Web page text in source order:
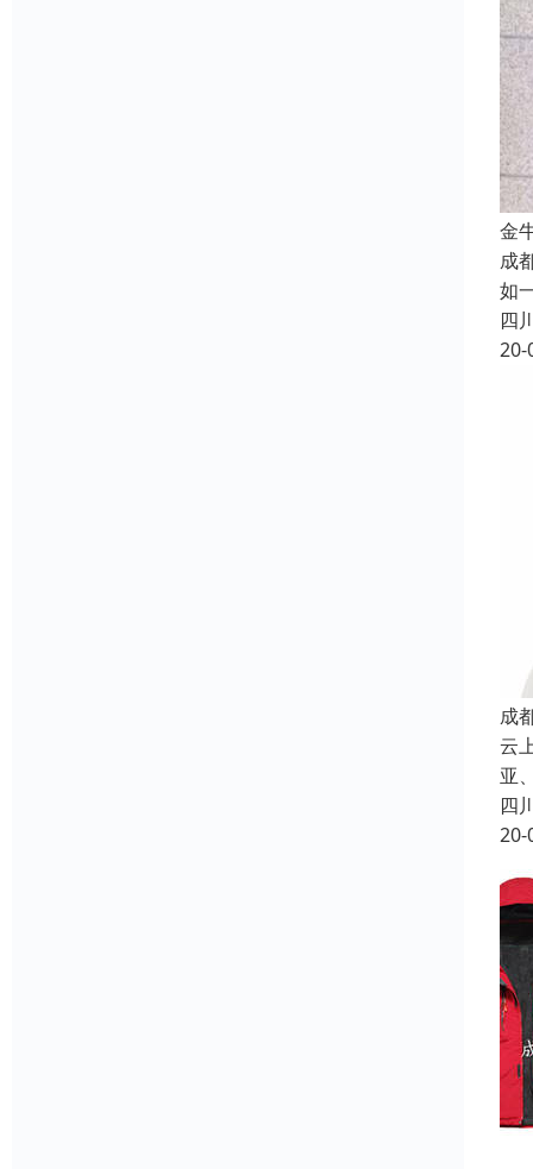
金
成
如
四
20-
成
云
亚
四
20-